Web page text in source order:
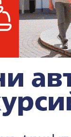
одним из
Вашингтоном.
может стать
Al Hadath,